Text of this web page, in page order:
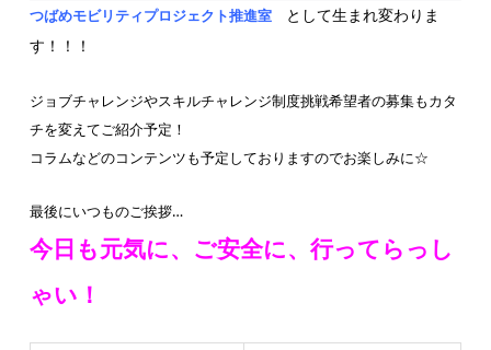
つばめモビリティプロジェクト推進室
として生まれ変わりま
す！！！
ジョブチャレンジやスキルチャレンジ制度挑戦希望者の募集もカタ
チを変えてご紹介予定！
コラムなどのコンテンツも予定しておりますのでお楽しみに☆
最後にいつものご挨拶…
今日も元気に、ご安全に、行ってらっし
ゃい！